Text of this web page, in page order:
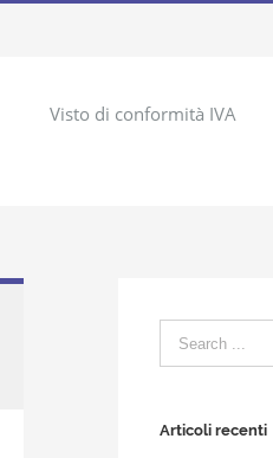
Visto di conformità IVA
Search
for:
Articoli recenti